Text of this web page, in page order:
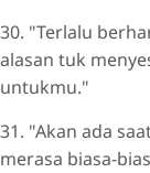
30. "Terlalu
alasan tuk
untukmu."
31. "Akan ada
merasa biasa-